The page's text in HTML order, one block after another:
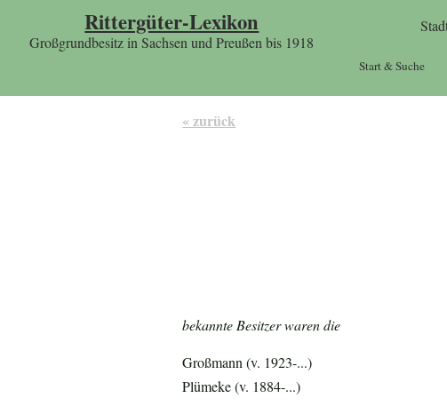
Rittergüter-Lexikon
Großgrundbesitz in Sachsen und Preußen bis 1918
Start & Suche
« zurück
bekannte Besitzer waren die
Großmann (v. 1923-...)
Plümeke (v. 1884-...)